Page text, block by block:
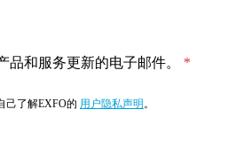
和服务更新的电子邮件。
己了解EXFO的 用户隐私声明 。